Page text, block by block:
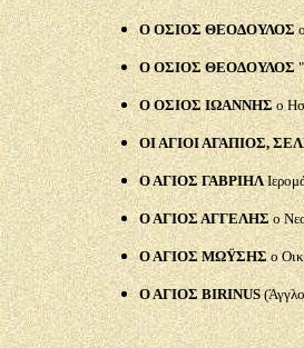
Ο ΟΣΙΟΣ ΘΕΟΔΟΥΛΟΣ
Ο ΟΣΙΟΣ ΘΕΟΔΟΥΛΟΣ
Ο ΟΣΙΟΣ ΙΩΑΝΝΗΣο
ΟΙ ΑΓΙΟΙ ΑΓΑΠΙΟΣ,
Ο ΑΓΙΟΣ ΓΑΒΡΙΗΛ
Ο ΑΓΙΟΣ ΑΓΓΕΛΗΣο
Ο ΑΓΙΟΣ ΜΩΫΣΗΣο
Ο ΑΓΙΟΣ BIRINUS